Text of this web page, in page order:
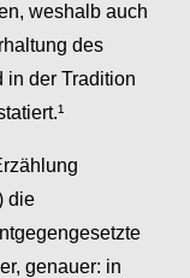
weshalb auch
des
in der Tradition
die
genauer: in